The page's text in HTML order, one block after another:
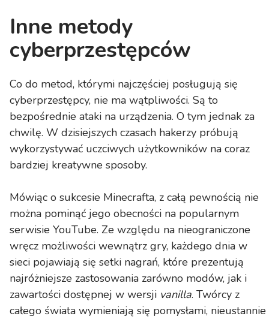
Inne metody
cyberprzestępców
Co do metod, którymi najczęściej posługują się
cyberprzestępcy, nie ma wątpliwości. Są to
bezpośrednie ataki na urządzenia. O tym jednak za
chwilę. W dzisiejszych czasach hakerzy próbują
wykorzystywać uczciwych użytkowników na coraz
bardziej kreatywne sposoby.
Mówiąc o sukcesie Minecrafta, z całą pewnością nie
można pominąć jego obecności na popularnym
serwisie YouTube. Ze względu na nieograniczone
wręcz możliwości wewnątrz gry, każdego dnia w
sieci pojawiają się setki nagrań, które prezentują
najróżniejsze zastosowania zarówno modów, jak i
zawartości dostępnej w wersji vanilla. Twórcy z
całego świata wymieniają się pomysłami, nieustannie